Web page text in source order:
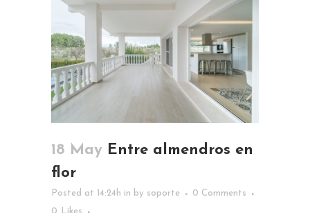
18 May Entre almendros en
flor
Posted at 14:24h in by soporte
0 Comments
0
Likes